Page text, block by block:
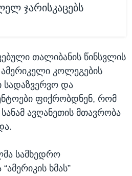
ჯარისკაცებს
თალიბანის წინსვლის
კოლეგების
სადაზვერვო და
ფიქრობდნენ, რომ
ავღანეთის მთავრობა
სამხედრო
ხმას”